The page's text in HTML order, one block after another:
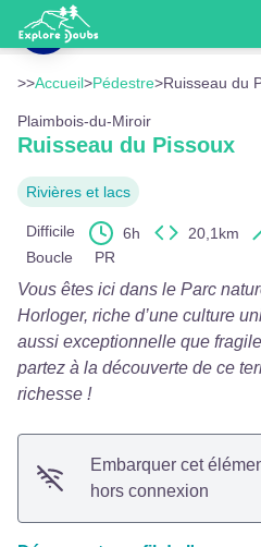
Ruisseau du Pissoux
>>Accueil>Pédestre>Ruisseau du
Plaimbois-du-Miroir
Ruisseau du Pissoux
Rivières et lacs
Difficile 6h 20,1km
Boucle
PR
Vous êtes ici dans le Parc
Horloger, riche d’une culture
aussi exceptionnelle que
partez à la découverte de ce
richesse !
Embarquer cet
hors connexion